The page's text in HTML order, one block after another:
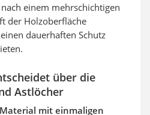
einem mehrschichtigen
der Holzoberfläche
dauerhaften Schutz
über die
Astlöcher
mit einmaligen